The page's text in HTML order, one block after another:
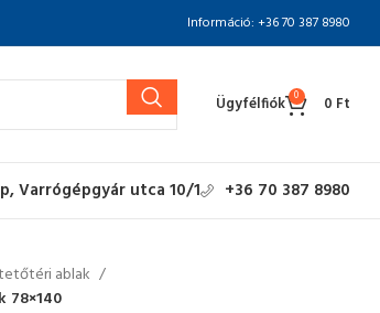
Információ: +36 70 387 8980
Ügyfélfiók 0 0 Ft
Varrógépgyár utca 10/1 +36 70 387 8980
ablak
78×140